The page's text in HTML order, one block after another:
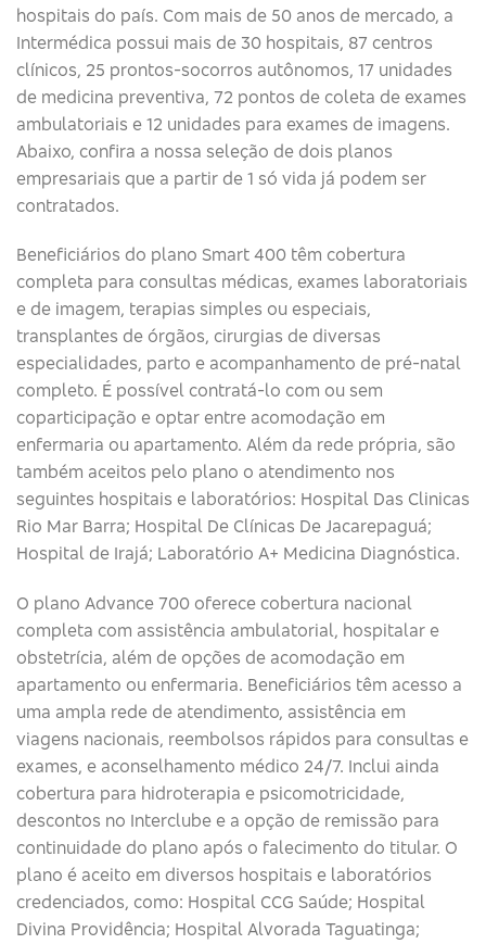
hospitais do país. Com mais de 50 anos de mercado, a
Intermédica possui mais de 30 hospitais, 87 centros
clínicos, 25 prontos-socorros autônomos, 17 unidades
de medicina preventiva, 72 pontos de coleta de exames
ambulatoriais e 12 unidades para exames de imagens.
Abaixo, confira a nossa seleção de dois planos
empresariais que a partir de 1 só vida já podem ser
contratados.
Beneficiários do plano Smart 400 têm cobertura
completa para consultas médicas, exames laboratoriais
e de imagem, terapias simples ou especiais,
transplantes de órgãos, cirurgias de diversas
especialidades, parto e acompanhamento de pré-natal
completo. É possível contratá-lo com ou sem
coparticipação e optar entre acomodação em
enfermaria ou apartamento. Além da rede própria, são
também aceitos pelo plano o atendimento nos
seguintes hospitais e laboratórios: Hospital Das Clinicas
Rio Mar Barra; Hospital De Clínicas De Jacarepaguá;
Hospital de Irajá; Laboratório A+ Medicina Diagnóstica.
O plano Advance 700 oferece cobertura nacional
completa com assistência ambulatorial, hospitalar e
obstetrícia, além de opções de acomodação em
apartamento ou enfermaria. Beneficiários têm acesso a
uma ampla rede de atendimento, assistência em
viagens nacionais, reembolsos rápidos para consultas e
exames, e aconselhamento médico 24/7. Inclui ainda
cobertura para hidroterapia e psicomotricidade,
descontos no Interclube e a opção de remissão para
continuidade do plano após o falecimento do titular. O
plano é aceito em diversos hospitais e laboratórios
credenciados, como: Hospital CCG Saúde; Hospital
Divina Providência; Hospital Alvorada Taguatinga;